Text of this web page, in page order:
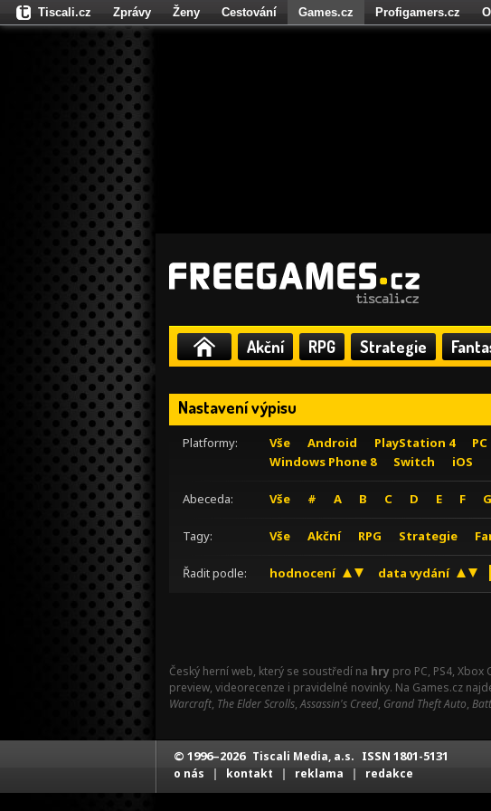
Akční RPG Strategie
Nastavení výpisu
Platformy: Vše Android PlayStation 4 PC
Windows Phone 8
Switch iOS
Abeceda: Vše # A B C D E F G
Tagy: Vše Akční RPG Strategie
Řadit podle: hodnocení data vydání
Český herní web, který se soustředí na hry pro PC, PS4, Xbox
preview, videorecenze i pravidelné novinky. Na Games.cz
Warcraft, The Elder Scrolls,Assassin's Creed, Grand Theft Auto,
Tiscali.cz Zprávy Ženy Cestování Games.cz Profigamers.cz
Fights.cz
© 1996–2026 Tiscali Media, a.s. ISSN 1801-5131
o nás | kontakt | reklama | redakce